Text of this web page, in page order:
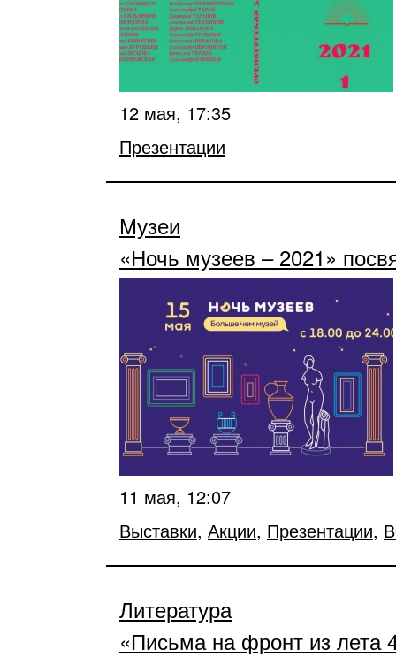
12 мая, 17:35
Презентации
Музеи
«Ночь музеев – 2021»
11 мая, 12:07
Выставки, Акции, Презентации,
Литература
«Письма на фронт из лета